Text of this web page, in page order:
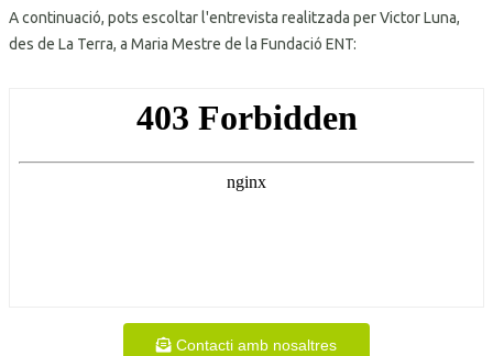
A continuació, pots escoltar l'entrevista realitzada per Victor Luna,
des de La Terra, a Maria Mestre de la Fundació ENT:
Contacti amb nosaltres